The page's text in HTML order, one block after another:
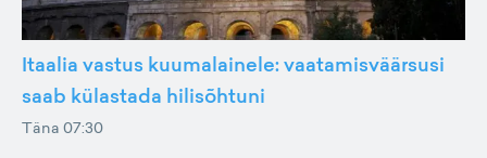
Itaalia vastus kuumalainele: vaatamisväärsusi
saab külastada hilisõhtuni
Täna 07:30